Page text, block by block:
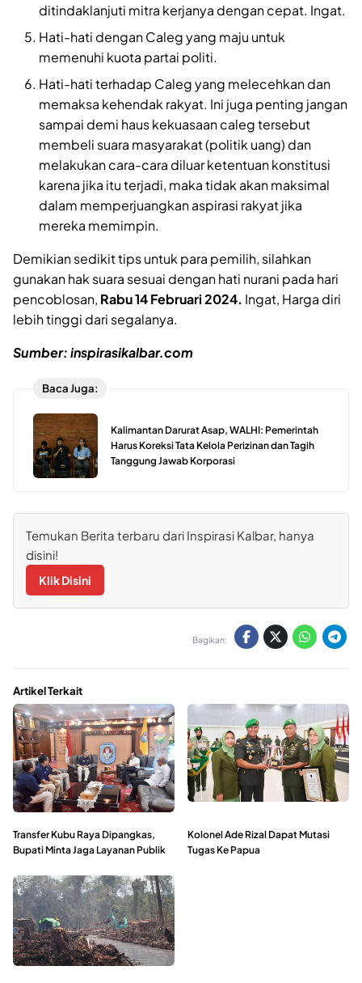
ditindaklanjuti mitra kerjanya dengan cepat. Ingat.
Hati-hati dengan Caleg yang maju untuk
memenuhi kuota partai politi.
Hati-hati terhadap Caleg yang melecehkan dan
memaksa kehendak rakyat. Ini juga penting jangan
sampai demi haus kekuasaan caleg tersebut
membeli suara masyarakat (politik uang) dan
melakukan cara-cara diluar ketentuan konstitusi
karena jika itu terjadi, maka tidak akan maksimal
dalam memperjuangkan aspirasi rakyat jika
mereka memimpin.
Demikian sedikit tips untuk para pemilih, silahkan
gunakan hak suara sesuai dengan hati nurani pada hari
pencoblosan, Rabu 14 Februari 2024. Ingat, Harga diri
lebih tinggi dari segalanya.
Sumber: inspirasikalbar.com
Baca Juga:
Kalimantan Darurat Asap, WALHI: Pemerintah
Harus Koreksi Tata Kelola Perizinan dan Tagih
Tanggung Jawab Korporasi
Temukan Berita terbaru dari Inspirasi Kalbar, hanya
disini!
Klik Disini
Bagikan:
Artikel Terkait
Transfer Kubu Raya Dipangkas,
Bupati Minta Jaga Layanan Publik
Kolonel Ade Rizal Dapat Mutasi
Tugas Ke Papua